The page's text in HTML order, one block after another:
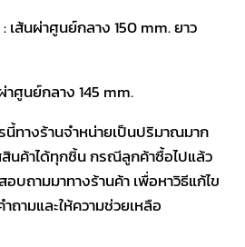
เส้นผ่าศูนย์กลาง 150 mm. ยาว
าศูนย์กลาง 145 mm.
นี้ทางร้านจำหน่ายเป็นปริมาณมาก
สินค้าได้ทุกชิ้น กรณีลูกค้าซื้อไปแล้ว
ามมาทางร้านค้า เพื่อหาวิธีแก้ไข
ามและให้ความช่วยเหลือ